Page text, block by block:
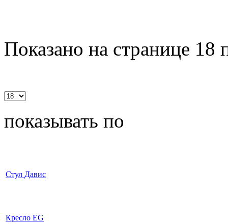
Показано на странице 18
показывать по
Стул Давис
Кресло EG